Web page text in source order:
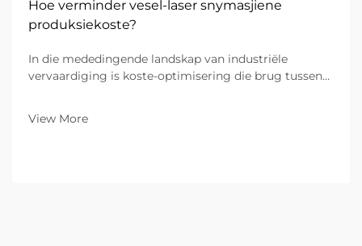
Hoe verminder vesel-laser snymasjiene
produksiekoste?
In die mededingende landskap van industriële
vervaardiging is koste-optimisering die brug tussen
spesialiseer in metaalvervaardiging, bepaal die
View More